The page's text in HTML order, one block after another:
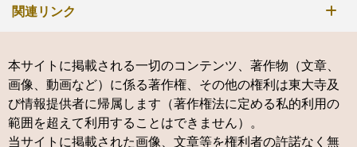
関連リンク
鶴岡八幡宮
神仏霊場会
新薬師寺
本サイトに掲載される一切のコンテンツ、著作物（文章、
画像、動画など）に係る著作権、その他の権利は東大寺及
び情報提供者に帰属します（著作権法に定める私的利用の
範囲を超えて利用することはできません）。
当サイトに掲載された画像、文章等を権利者の許諾なく無